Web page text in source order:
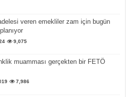
veren emekliler zam için bugün
9,075
muamması gerçekten bir FETÖ
7,986